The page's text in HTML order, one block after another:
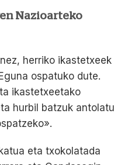
Nazioarteko
herriko ikastetxeek
ospatuko dute.
ikastetxeetako
hurbil batzuk antolatu
eta txokolatada